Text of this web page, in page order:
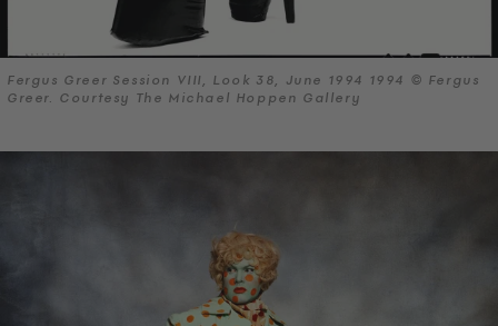
Fergus Greer Session VIII, Look 38, June 1994 1994 © Fergus
Greer. Courtesy The Michael Hoppen Gallery